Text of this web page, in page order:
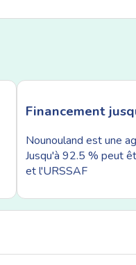
Financement
Nounouland est une
Jusqu'à 92.5 % peut
et l'URSSAF